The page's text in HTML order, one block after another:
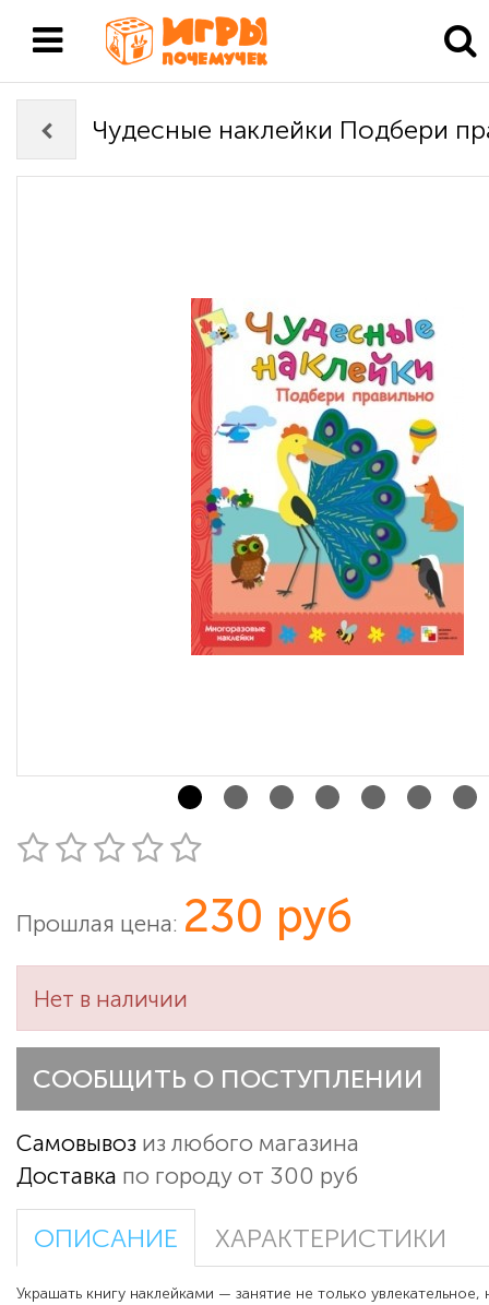
Чудесные наклейки Подбери
Прошлая цена: 230 руб
Нет в наличии
СООБЩИТЬ О ПОСТУПЛЕНИИ
Самовывоз из любого магазина
Доставка по городу от 300 руб
ОПИСАНИЕ ХАРАКТЕРИСТИКИ
Украшать книгу наклейками — занятие не только